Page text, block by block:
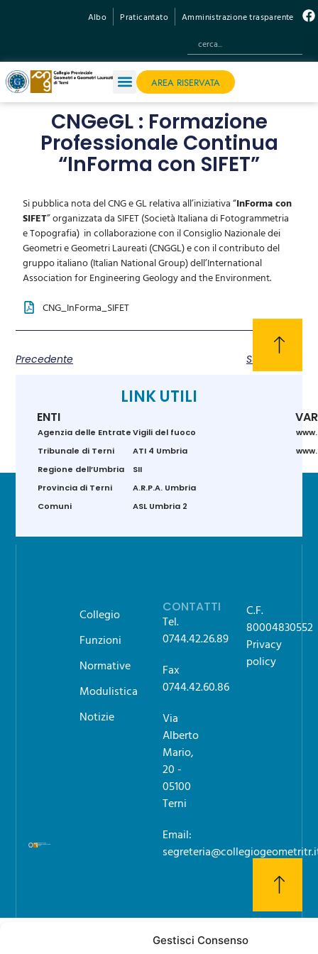
Gestisci Consenso
Albo Praticantato Amministrazione trasparente
AREA RISERVATA
CNGeGL : Formazione
Professionale Continua
“InForma con SIFET”
Si pubblica nota del CNG e GL relativa all’iniziativa “InForma con
SIFET” organizzata da SIFET (Società Italiana di Fotogrammetria
e Topografia) in collaborazione con il Consiglio Nazionale dei
Geometri e Geometri Laureati (CNGGL) e con il contributo del
gruppo italiano (Italian National Group) dell’International
Association for Engineering Geology and the Environment.
CNG_InForma_SIFET
Precedente Successivo
LINK UTILI
ENTI
Agenzia delle Entrate
Tribunale di Terni
Regione dell’Umbria
Provincia di Terni
Comuni
Vigili del fuoco
ATI 4 Umbria
SII
A.R.P.A. Umbria
ASL Umbria 2
Collegio
Funzioni
Normative
Modulistica
Notizie
CONTATTI
Tel.
0744.42.26.89
Fax
0744.42.60.86
Via
Alberto
Mario,
20 -
05100
Terni
Email:
C.F.
80004830552
Privacy
policy